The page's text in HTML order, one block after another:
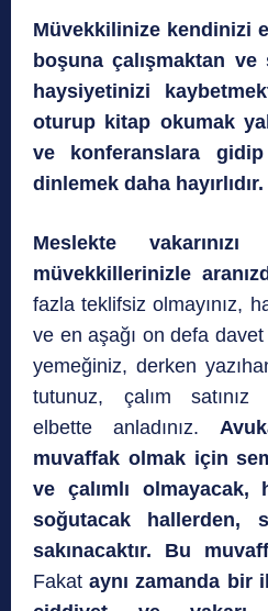
Müvekkilinize kendinizi
boşuna çalışmaktan ve
haysiyetinizi
oturup kitap okumak
ve konferanslara
dinlemek daha hayırlıdır.
Meslekte
müvekkillerinizle
fazla teklifsiz olmayınız,
ve en aşağı on defa
yemeğiniz, derken
tutunuz, çalım satınız
elbette anladınız.
muvaffak olmak için
ve çalımlı olmayacak,
soğutacak hallerden,
sakınacaktır. Bu
Fakataynı zamanda bir